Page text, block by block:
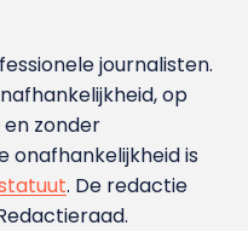
journalisten.
op
en zonder
onafhankelijkheid is
. De redactie